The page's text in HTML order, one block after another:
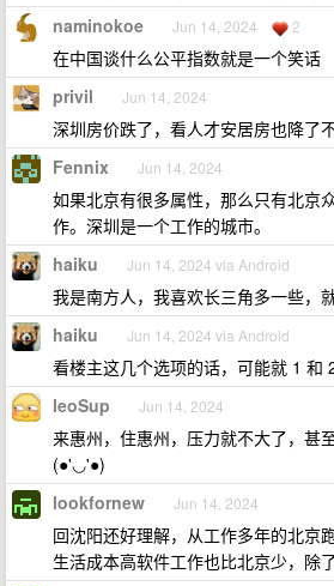
naminokoe Jun 14, 2024 2
在中国谈什么公平指数就是一个笑话
privil Jun 14, 2024
深圳房价跌了，看人才安居房也降了
Fennix Jun 14, 2024
如果北京有很多属性，那么只有北京
作。深圳是一个工作的城市。
haiku Jun 14, 2024 via Android
我是南方人，我喜欢长三角多一些，
haiku Jun 14, 2024 via Android
看楼主这几个选项的话，可能就 1 和
leoSup Jun 14, 2024
来惠州，住惠州，压力就不大了，甚
(●'◡'●)
lookfornew Jun 14, 2024
回沈阳还好理解，从工作多年的北京
生活成本高软件工作也比北京少，除